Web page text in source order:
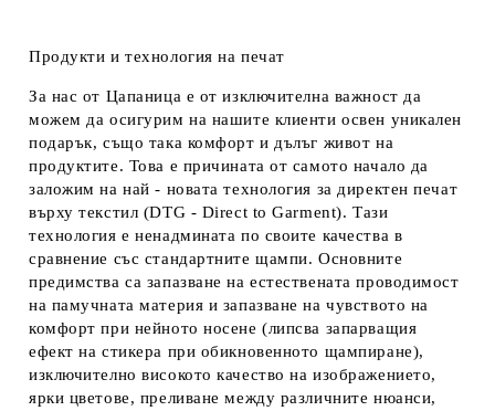
Продукти и технология на печат
За нас от Цапаница е от изключителна важност да
можем да осигурим на нашите клиенти освен уникален
подарък, също така комфорт и дълъг живот на
продуктите. Това е причината от самото начало да
заложим на най - новата технология за директен печат
върху текстил (DTG - Direct to Garment). Тази
технология е ненадмината по своите качества в
сравнение със стандартните щампи. Основните
предимства са запазване на естествената проводимост
на памучната материя и запазване на чувството на
комфорт при нейното носене (липсва запарващия
ефект на стикера при обикновенното щампиране),
изключително високото качество на изображението,
ярки цветове, преливане между различните нюанси,